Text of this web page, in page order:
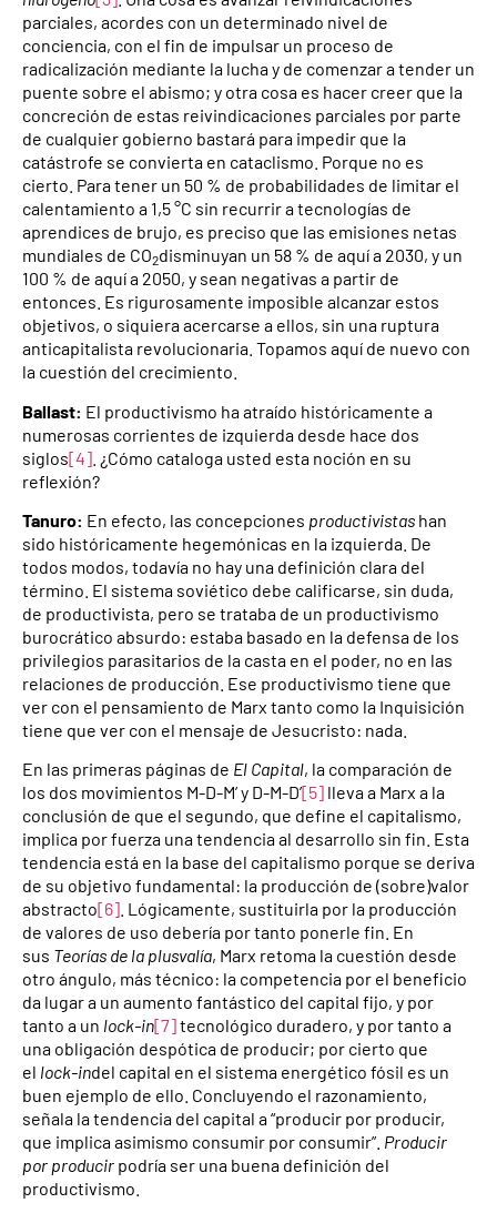
parciales, acordes con un determinado nivel de
conciencia, con el fin de impulsar un proceso de
radicalización mediante la lucha y de comenzar a tender un
puente sobre el abismo; y otra cosa es hacer creer que la
concreción de estas reivindicaciones parciales por parte
de cualquier gobierno bastará para impedir que la
catástrofe se convierta en cataclismo. Porque no es
cierto. Para tener un 50 % de probabilidades de limitar el
calentamiento a 1,5 °C sin recurrir a tecnologías de
aprendices de brujo, es preciso que las emisiones netas
mundiales de CO2disminuyan un 58 % de aquí a 2030, y un
100 % de aquí a 2050, y sean negativas a partir de
entonces. Es rigurosamente imposible alcanzar estos
objetivos, o siquiera acercarse a ellos, sin una ruptura
anticapitalista revolucionaria. Topamos aquí de nuevo con
la cuestión del crecimiento.
Ballast: El productivismo ha atraído históricamente a
numerosas corrientes de izquierda desde hace dos
siglos[4] . ¿Cómo cataloga usted esta noción en su
reflexión?
Tanuro: En efecto, las concepciones productivistas han
sido históricamente hegemónicas en la izquierda. De
todos modos, todavía no hay una definición clara del
término. El sistema soviético debe calificarse, sin duda,
de productivista, pero se trataba de un productivismo
burocrático absurdo: estaba basado en la defensa de los
privilegios parasitarios de la casta en el poder, no en las
relaciones de producción. Ese productivismo tiene que
ver con el pensamiento de Marx tanto como la Inquisición
tiene que ver con el mensaje de Jesucristo: nada.
En las primeras páginas de El Capital, la comparación de
los dos movimientos M-D-M’ y D-M-D’[5] lleva a Marx a la
conclusión de que el segundo, que define el capitalismo,
implica por fuerza una tendencia al desarrollo sin fin. Esta
tendencia está en la base del capitalismo porque se deriva
de su objetivo fundamental: la producción de (sobre)valor
abstracto[6] . Lógicamente, sustituirla por la producción
de valores de uso debería por tanto ponerle fin. En
sus Teorías de la plusvalía, Marx retoma la cuestión desde
otro ángulo, más técnico: la competencia por el beneficio
da lugar a un aumento fantástico del capital fijo, y por
tanto a un lock-in[7]tecnológico duradero, y por tanto a
una obligación despótica de producir; por cierto que
el lock-indel capital en el sistema energético fósil es un
buen ejemplo de ello. Concluyendo el razonamiento,
señala la tendencia del capital a “producir por producir,
que implica asimismo consumir por consumir”. Producir
por producir podría ser una buena definición del
productivismo.